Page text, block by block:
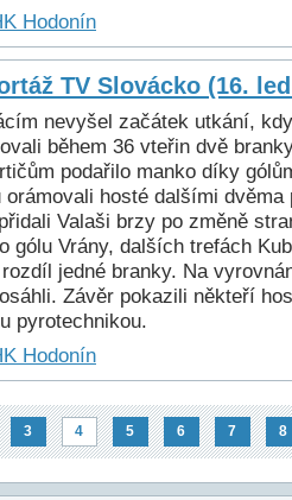
Hodonín
TV Slovácko (16.
nevyšel začátek utkání,
během 36 vteřin dvě
podařilo manko díky
hosté dalšími
Valaši brzy po změně
gólu Vrány, dalších trefách
jedné branky. Na
Závěr pokazili někteří
pyrotechnikou.
Hodonín
3 4 5 6 7 8